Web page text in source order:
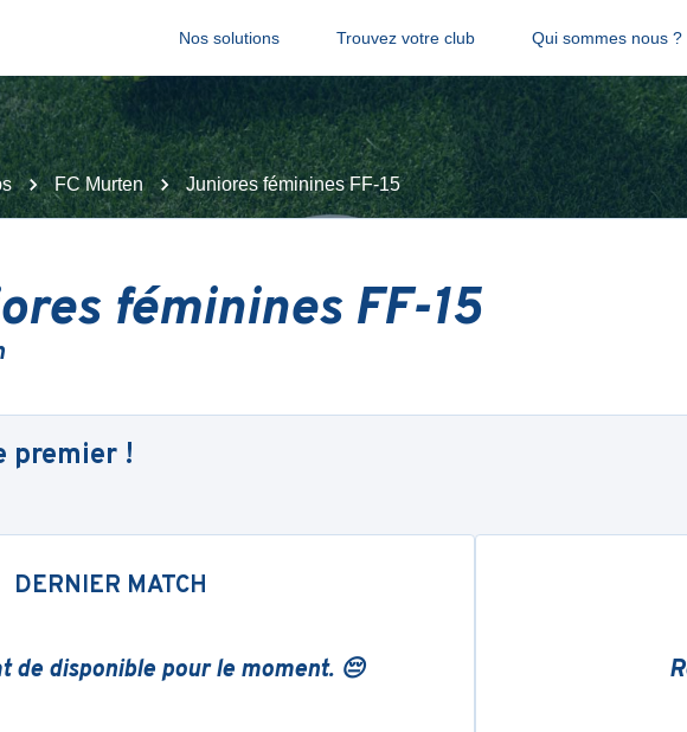
Nos solutions Trouvez votre club Qui sommes nous ?
FC Murten Juniores féminines FF-15
féminines FF-15
premier !
DERNIER MATCH
de disponible pour le moment. 😔